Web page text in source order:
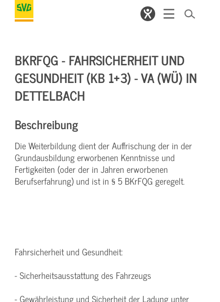
BKRFQG - FAHRSICHERHEIT UND
GESUNDHEIT (KB 1+3) - VA (WÜ) IN
DETTELBACH
Beschreibung
Die Weiterbildung dient der Auffrischung der in der
Grundausbildung erworbenen Kenntnisse und
Fertigkeiten (oder der in Jahren erworbenen
Berufserfahrung) und ist in § 5 BKrFQG geregelt.
Fahrsicherheit und Gesundheit:
- Sicherheitsausstattung des Fahrzeugs
- Gewährleistung und Sicherheit der Ladung unter